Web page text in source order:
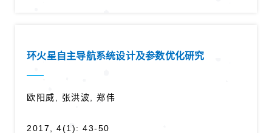
环火星自主导航系统设计及参数优化研究
欧阳威, 张洪波, 郑伟
2017, 4(1): 43-50